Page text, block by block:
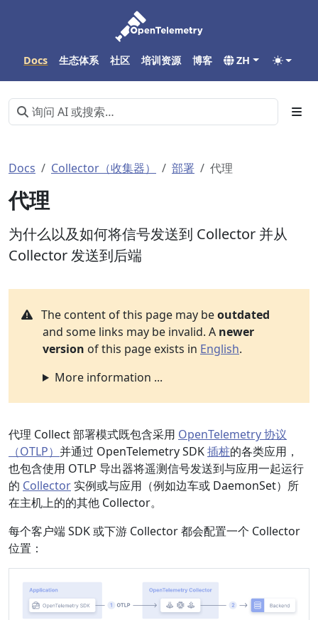
Docs 生态体系 社区 培训资源 博客 ZH
Docs Collector（收集器） 部署 代理
代理
为什么以及如何将信号发送到 Collector 并从
Collector 发送到后端
The content of this page may beoutdated
and some links may be invalid. A newer
version of this page exists in English.
More information ...
代理 Collect 部署模式既包含采用 OpenTelemetry 协议
（OTLP） 并通过 OpenTelemetry SDK插桩的各类应用，
也包含使用 OTLP 导出器将遥测信号发送到与应用一起运行
的 Collector 实例或与应用（例如边车或 DaemonSet）所
在主机上的的其他 Collector。
每个客户端 SDK 或下游 Collector 都会配置一个 Collector
位置：